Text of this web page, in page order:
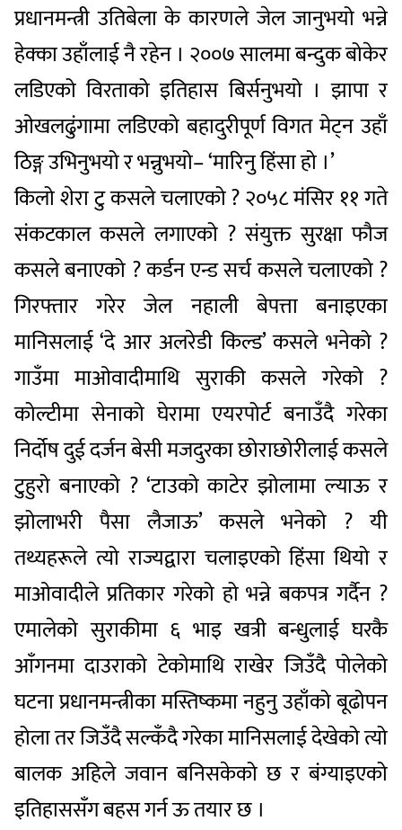
प्रधानमन्त्री उतिबेला के कारणले जेल जानुभयो भन्ने
हेक्का उहाँलाई नै रहेन । २००७ सालमा बन्दुक बोकेर
लडिएको विरताको इतिहास बिर्सनुभयो । झापा र
ओखलढुंगामा लडिएको बहादुरीपूर्ण विगत मेट्न उहाँ
ठिङ्ग उभिनुभयो र भन्नुभयो– ‘मारिनु हिंसा हो ।’
किलो शेरा टु कसले चलाएको ? २०५८ मंसिर ११ गते
संकटकाल कसले लगाएको ? संयुक्त सुरक्षा फौज
कसले बनाएको ? कर्डन एन्ड सर्च कसले चलाएको ?
गिरफ्तार गरेर जेल नहाली बेपत्ता बनाइएका
मानिसलाई ‘दे आर अलरेडी किल्ड’ कसले भनेको ?
गाउँमा माओवादीमाथि सुराकी कसले गरेको ?
कोल्टीमा सेनाको घेरामा एयरपोर्ट बनाउँदै गरेका
निर्दोष दुई दर्जन बेसी मजदुरका छोराछोरीलाई कसले
टुहुरो बनाएको ? ‘टाउको काटेर झोलामा ल्याऊ र
झोलाभरी पैसा लैजाऊ’ कसले भनेको ? यी
तथ्यहरूले त्यो राज्यद्वारा चलाइएको हिंसा थियो र
माओवादीले प्रतिकार गरेको हो भन्ने बकपत्र गर्दैन ?
एमालेको सुराकीमा ६ भाइ खत्री बन्धुलाई घरकै
आँगनमा दाउराको टेकोमाथि राखेर जिउँदै पोलेको
घटना प्रधानमन्त्रीका मस्तिष्कमा नहुनु उहाँको बूढोपन
होला तर जिउँदै सल्कँदै गरेका मानिसलाई देखेको त्यो
बालक अहिले जवान बनिसकेको छ र बंग्याइएको
इतिहाससँग बहस गर्न ऊ तयार छ ।